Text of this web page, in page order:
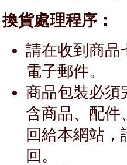
換貨處理程序：
請在收到商品
電子郵件。
商品包裝必須
含商品、配件
回給本網站
回。